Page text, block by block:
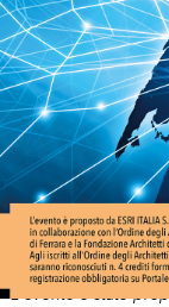
Esri Italia ha
dal titoloLe
Territoriali.
L'evento è stato